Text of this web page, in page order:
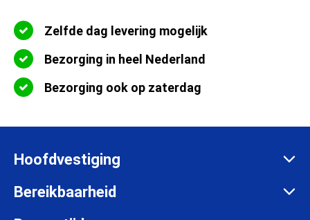
Zelfde dag levering mogelijk
Bezorging in heel Nederland
Bezorging ook op zaterdag
Hoofdvestiging
Zadelmakersstraat 26
Bereikbaarheid